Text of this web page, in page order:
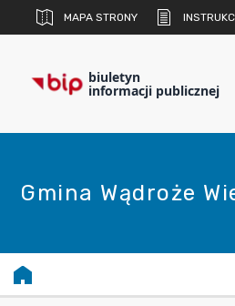
MAPA STRONY
biuletyn
informacji publicznej
Gmina Wądroże